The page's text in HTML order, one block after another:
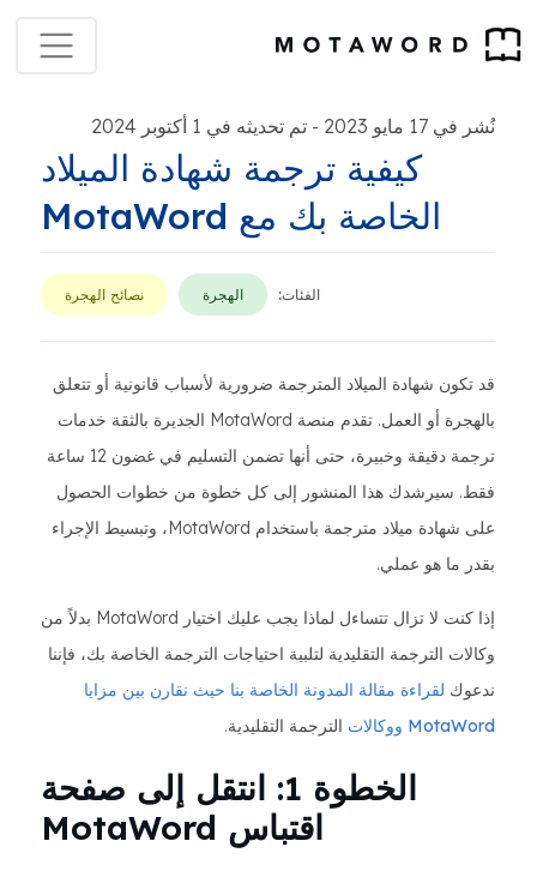
نُشر في 17 مايو 2023 - تم تحديثه في 1 أكتوبر 2024
كيفية ترجمة شهادة الميلاد
الخاصة بك مع MotaWord
الفئات: الهجرة نصائح الهجرة
قد تكون شهادة الميلاد المترجمة ضرورية لأسباب قانونية أو تتعلق
بالهجرة أو العمل. تقدم منصة MotaWord الجديرة بالثقة خدمات
ترجمة دقيقة وخبيرة، حتى أنها تضمن التسليم في غضون 12 ساعة
فقط. سيرشدك هذا المنشور إلى كل خطوة من خطوات الحصول
على شهادة ميلاد مترجمة باستخدام MotaWord، وتبسيط الإجراء
بقدر ما هو عملي.
إذا كنت لا تزال تتساءل لماذا يجب عليك اختيار MotaWord بدلاً من
وكالات الترجمة التقليدية لتلبية احتياجات الترجمة الخاصة بك، فإننا
ندعوك لقراءة مقالة المدونة الخاصة بنا حيث نقارن بين مزايا
MotaWord ووكالات
الترجمة التقليدية.
الخطوة 1: انتقل إلى صفحة
اقتباس MotaWord